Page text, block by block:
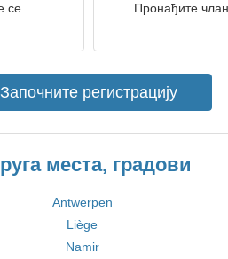
се Пронађите
Започните регистрацију
места, градови
Antwerpen
Liège
Namir